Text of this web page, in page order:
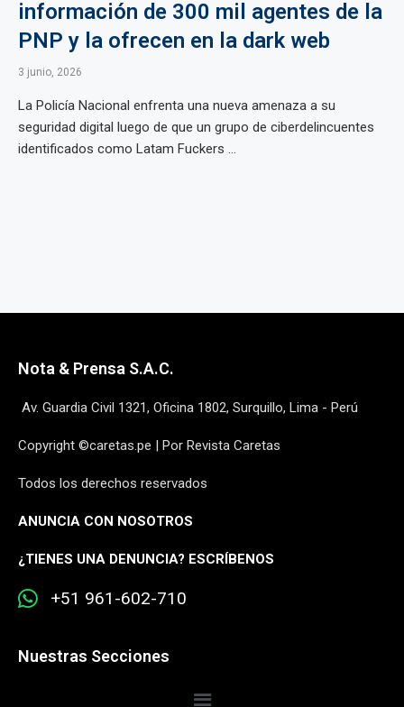
información de 300 mil agentes de la
PNP y la ofrecen en la dark web
3 junio, 2026
La Policía Nacional enfrenta una nueva amenaza a su
seguridad digital luego de que un grupo de ciberdelincuentes
identificados como Latam Fuckers ...
Nota & Prensa S.A.C.
Av. Guardia Civil 1321, Oficina 1802, Surquillo, Lima - Perú
Copyright ©caretas.pe | Por Revista Caretas
Todos los derechos reservados
ANUNCIA CON NOSOTROS
¿TIENES UNA DENUNCIA? ESCRÍBENOS
+51 961-602-710
Nuestras Secciones